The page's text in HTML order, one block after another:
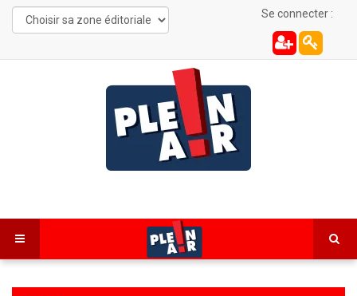
Se connecter :